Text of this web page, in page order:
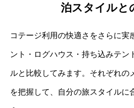
泊スタイルと
コテージ利用の快適さをさらに実
ント・ログハウス・持ち込みテン
ルと比較してみます。それぞれの
を把握して、自分の旅スタイルに